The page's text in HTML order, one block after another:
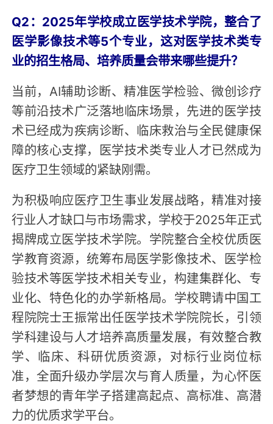
Q2：2025年学校成立医学技术学院，整合了
医学影像技术等5个专业，这对医学技术类专
业的招生格局、培养质量会带来哪些提升？
当前，AI辅助诊断、精准医学检验、微创诊疗
等前沿技术广泛落地临床场景，先进的医学技
术已经成为疾病诊断、临床救治与全民健康保
障的核心支撑，医学技术类专业人才已然成为
医疗卫生领域的紧缺刚需。
为积极响应医疗卫生事业发展战略，精准对接
行业人才缺口与市场需求，学校于2025年正式
揭牌成立医学技术学院。学院整合全校优质医
学教育资源，统筹布局医学影像技术、医学检
验技术等医学技术相关专业，构建集群化、专
业化、特色化的办学新格局。学校聘请中国工
程院院士王振常出任医学技术学院院长，引领
学科建设与人才培养高质量发展，有效整合教
学、临床、科研优质资源，对标行业岗位标
准，全面升级办学层次与育人质量，为心怀医
者梦想的青年学子搭建高起点、高标准、高潜
力的优质求学平台。